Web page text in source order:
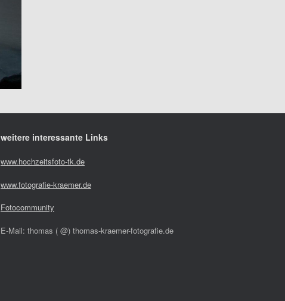
weitere interessante Links
www.hochzeitsfoto-tk.de
www.fotografie-kraemer.de
Fotocommunity
E-Mail: thomas ( @) thomas-kraemer-fotografie.de